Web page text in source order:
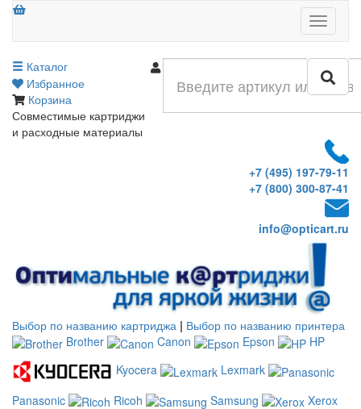
Меню
Каталог
Избранное
Корзина
Совместимые картриджи
и расходные материалы
+7 (495) 197-79-11
+7 (800) 300-87-41
info@opticart.ru
Выбор по названию картриджа | Выбор по названию принтера
Brother
Canon Epson
HP
Kyocera
Lexmark
Panasonic
Ricoh Samsung
Xerox